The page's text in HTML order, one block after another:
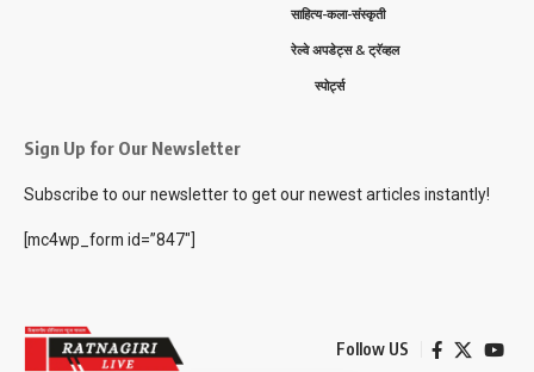
साहित्य-कला-संस्कृती
रेल्वे अपडेट्स & ट्रॅव्हल
स्पोर्ट्स
Sign Up for Our Newsletter
Subscribe to our newsletter to get our newest articles instantly!
[mc4wp_form id=”847″]
Follow US